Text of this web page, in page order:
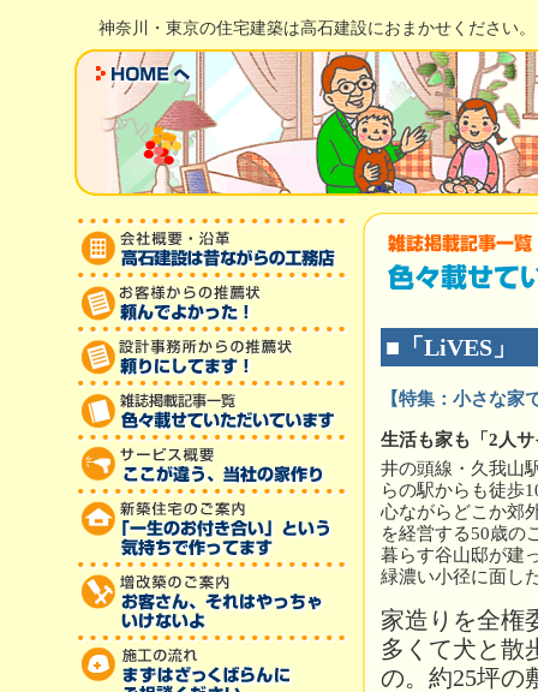
神奈川・東京の住宅建築は高石建設におまかせください。
■「LiVES」
【特集：小さな家
生活も家も「2人
井の頭線・久我山
らの駅からも徒歩
心ながらどこか郊
を経営する50歳の
暮らす谷山邸が建
緑濃い小径に面し
家造りを全権
多くて犬と散
の。約25坪の